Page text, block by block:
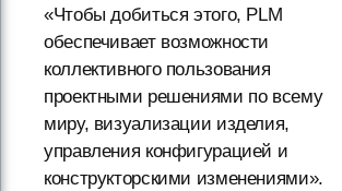
«Чтобы добиться этого, PLM
обеспечивает возможности
коллективного пользования
проектными решениями по всему
миру, визуализации изделия,
управления конфигурацией и
конструкторскими изменениями».